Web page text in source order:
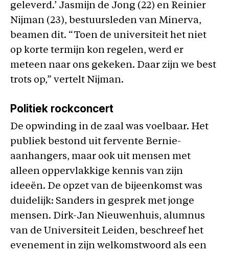
geleverd.’ Jasmijn de Jong (22) en Reinier
Nijman (23), bestuursleden van Minerva,
beamen dit. “Toen de universiteit het niet
op korte termijn kon regelen, werd er
meteen naar ons gekeken. Daar zijn we best
trots op,” vertelt Nijman.
Politiek rockconcert
De opwinding in de zaal was voelbaar. Het
publiek bestond uit fervente Bernie-
aanhangers, maar ook uit mensen met
alleen oppervlakkige kennis van zijn
ideeën. De opzet van de bijeenkomst was
duidelijk: Sanders in gesprek met jonge
mensen. Dirk-Jan Nieuwenhuis, alumnus
van de Universiteit Leiden, beschreef het
evenement in zijn welkomstwoord als een